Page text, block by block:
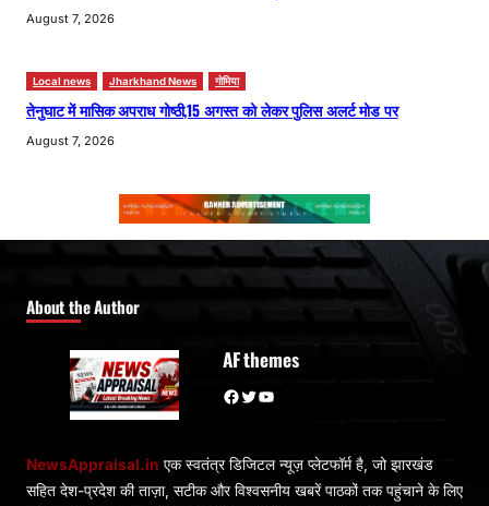
August 7, 2026
Local news Jharkhand News गोमिया
तेनुघाट में मासिक अपराध गोष्ठी,15 अगस्त को लेकर पुलिस अलर्ट मोड पर
August 7, 2026
About the Author
AF themes
Facebook Twitter YouTube
NewsAppraisal.in एक स्वतंत्र डिजिटल न्यूज़ प्लेटफॉर्म है, जो झारखंड
सहित देश-प्रदेश की ताज़ा, सटीक और विश्वसनीय खबरें पाठकों तक पहुंचाने के लिए